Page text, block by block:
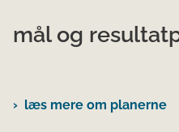
mål og
læs mere om planerne